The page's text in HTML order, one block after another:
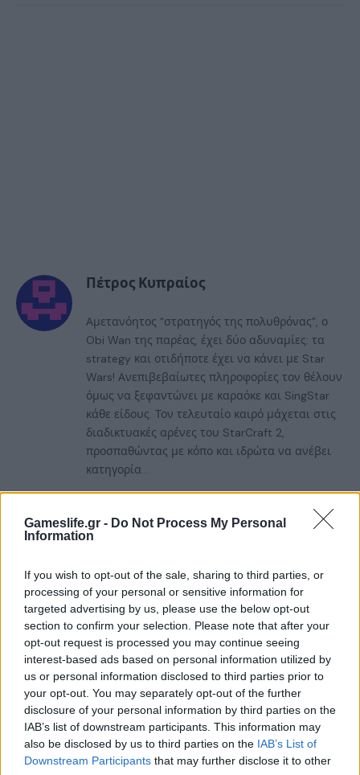
Gameslife.gr - Do Not Process My Personal
Information
If you wish to opt-out of the sale, sharing to third parties, or
processing of your personal or sensitive information for
targeted advertising by us, please use the below opt-out
section to confirm your selection. Please note that after your
opt-out request is processed you may continue seeing
interest-based ads based on personal information utilized by
us or personal information disclosed to third parties prior to
your opt-out. You may separately opt-out of the further
disclosure of your personal information by third parties on the
IAB’s list of downstream participants. This information may
also be disclosed by us to third parties on the IAB’s List of
Downstream Participants that may further disclose it to other
Πέτρος Κυπραίος
Αμετανόητος “στρατηγός της πολυθρόνας”, ο
Obi Wan της παρέας, έχει δύο αδυναμίες: τα
strategy και οτιδήποτε έχει να κάνει με Star
Wars! Ανεπιβεβαίωτες πληροφορίες τον θέλουν
όμως να ξεφαντώνει με καραόκε και SingStar
κάθε είδους. Τον τελευταίο καιρό μάχεται στις
διαδικτυακές αρένες του StarCraft 2,
προσπαθώντας με κόπο και ιδρώτα να ανέβει
κατηγορία...
RELATEDPOSTS
Summer Mode ON! Η LG μετατρέπει κάθε